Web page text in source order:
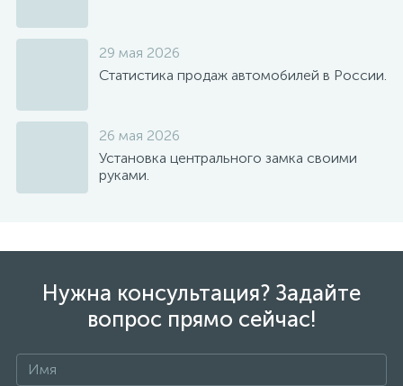
29 мая 2026
Статистика продаж автомобилей в России.
26 мая 2026
Установка центрального замка своими
руками.
Нужна консультация? Задайте
вопрос прямо сейчас!